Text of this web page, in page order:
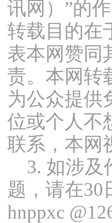
讯网）”的
转载目的在
表本网赞同
责。本网转
为公众提供
位或个人不
联系，本网
3. 如涉及
题，请在30
hnppxc